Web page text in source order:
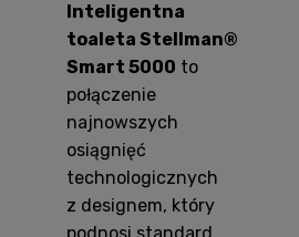
Inteligentna
toaleta Stellman®
Smart 5000 to
połączenie
najnowszych
osiągnięć
technologicznych
z designem, który